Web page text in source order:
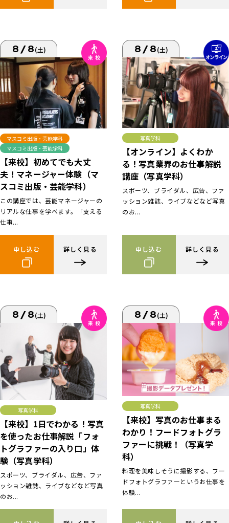
8/8(土)
マスコミ出版・芸能学科
マスコミ出版・芸能学科
【来校】初めてでも大丈
夫！マネージャー体験（マ
スコミ出版・芸能学科）
この講座では、芸能マネージャーの
リアルな仕事を学べます。「支える
仕事...
申し込む 詳しく見る
8/8(土)
写真学科
【オンライン】よくわか
る！写真業界のお仕事解説
講座（写真学科）
スポーツ、ブライダル、広告、ファ
ッション雑誌、ライブなどなど写真
のお...
申し込む 詳しく見る
8/8(土)
写真学科
【来校】1日でわかる！写真
を使ったお仕事解説「フォ
トグラファーの入り口」体
験（写真学科）
スポーツ、ブライダル、広告、ファ
ッション雑誌、ライブなどなど写真
のお...
8/8(土)
写真学科
【来校】写真のお仕事まる
わかり！フードフォトグラ
ファーに挑戦！（写真学
科）
料理を美味しそうに撮影する、フー
ドフォトグラファーというお仕事を
体験...